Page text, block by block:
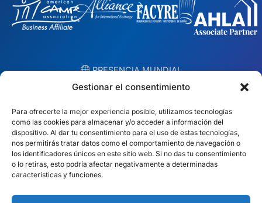
Gestionar el consentimiento
Para ofrecerte la mejor experiencia posible, utilizamos tecnologías
como las cookies para almacenar y/o acceder a información del
dispositivo. Al dar tu consentimiento para el uso de estas tecnologías,
nos permitirás tratar datos como el comportamiento de navegación o
los identificadores únicos en este sitio web. Si no das tu consentimiento
o lo retiras, esto podría afectar negativamente a determinadas
características y funciones.
︎ PRESENCIA MUNDIAL
Equipos locales en 10 países
EE.UU.
Dubai
México
España
Irlanda
Polonia
Australia
S. África